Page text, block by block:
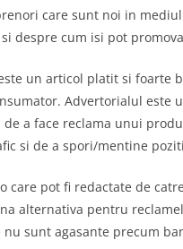
care sunt noi in
despre cum isi pot
un articol platit si foarte
Advertorialul este
a face reclama unui
si de a spori/mentine
care pot fi redactate de
alternativa pentru
sunt agasante precum